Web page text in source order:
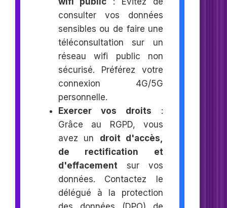
consulter vos données
sensibles ou de faire une
téléconsultation sur un
réseau wifi public non
sécurisé. Préférez votre
connexion 4G/5G
personnelle.
Exercer vos droits :
Grâce au RGPD, vous
avez un droit d'accès,
de rectification et
d'effacement sur vos
données. Contactez le
délégué à la protection